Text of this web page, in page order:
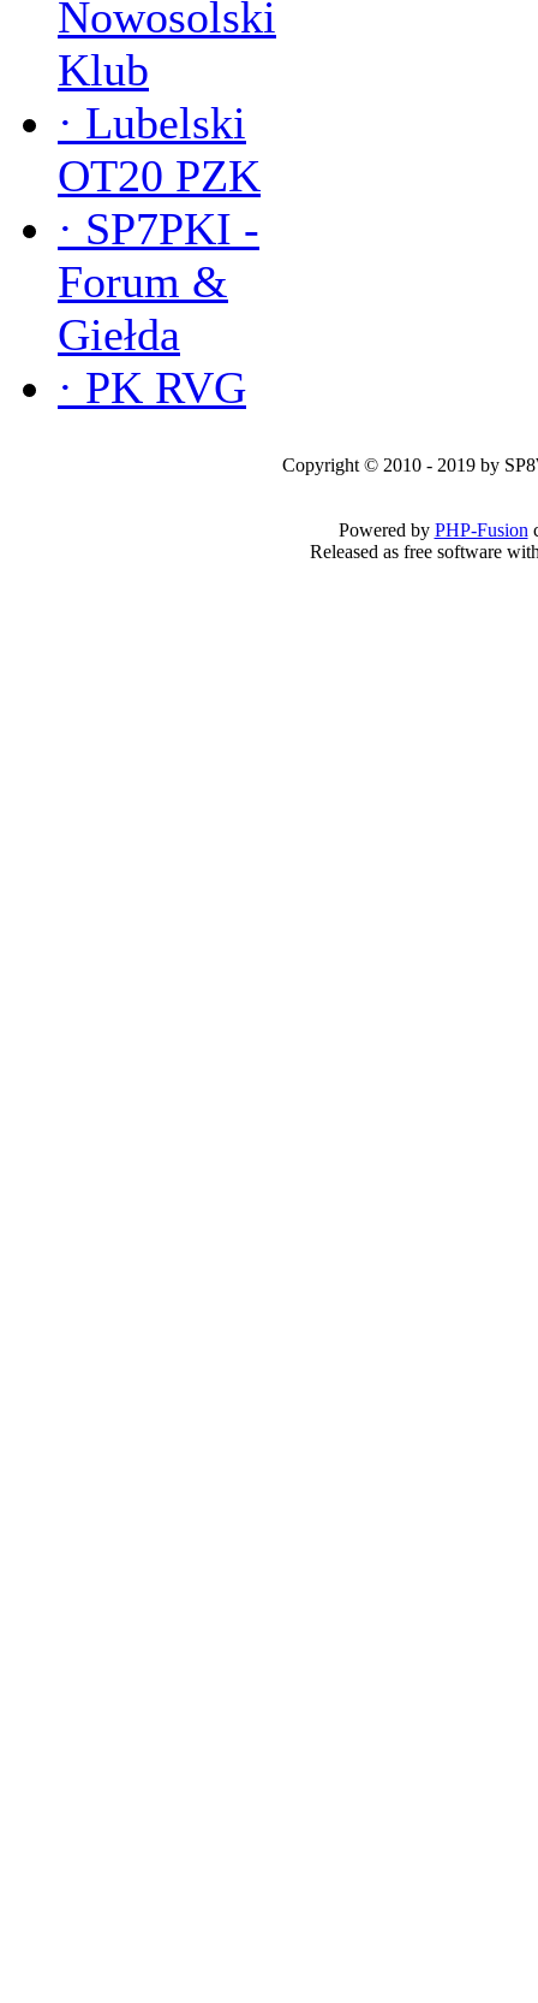
Nowosolski
Klub
· Lubelski
OT20 PZK
· SP7PKI -
Forum &
Giełda
· PK RVG
Copyright © 2010 - 2019 by
Powered by PHP-Fusion
Released as free software